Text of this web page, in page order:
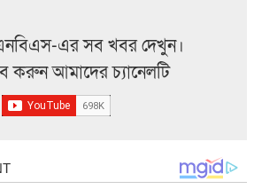
এর সব খবর দেখুন।
করুন আমাদের চ্যানেলটি